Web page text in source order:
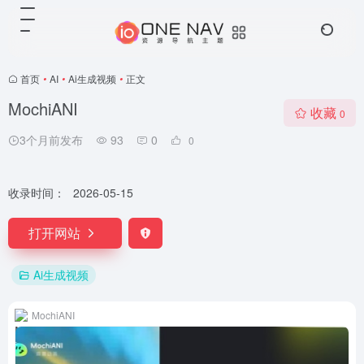
首页 • AI • Ai生成视频 • 正文
MochiANI
3个月前发布 93 0 0
收藏 0
收录时间： 2026-05-15
打开网站
Ai生成视频
MochiANI